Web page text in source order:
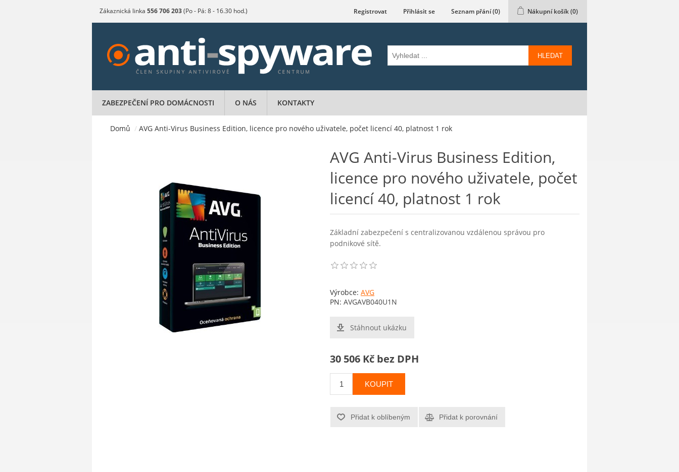
Zákaznická linka 556 706 203(Po - Pá: 8 - 16.30 hod.) Registrovat Přihlásit se Seznam přání(0) Nákupní košík(0)
HLEDAT
ZABEZPEČENÍ PRO DOMÁCNOSTI O NÁS KONTAKTY
Domů / AVG Anti-Virus Business Edition, licence pro nového uživatele, počet licencí 40, platnost 1 rok
AVG Anti-Virus Business Edition,
licence pro nového uživatele, počet
licencí 40, platnost 1 rok
Základní zabezpečení s centralizovanou vzdálenou správou pro
podnikové sítě.
Výrobce: AVG
PN: AVGAVB040U1N
Stáhnout ukázku
30 506 Kč bez DPH
KOUPIT
Přidat k oblíbeným Přidat k porovnání